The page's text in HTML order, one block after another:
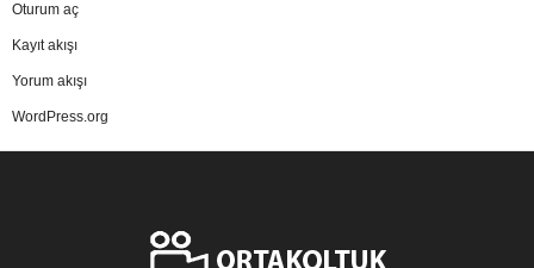
Oturum aç
Kayıt akışı
Yorum akışı
WordPress.org